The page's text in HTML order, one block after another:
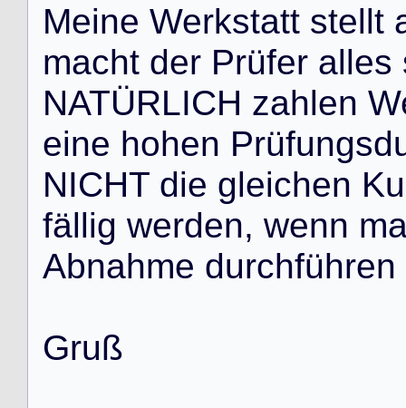
Meine Werkstatt stellt
macht der Prüfer alles
NATÜRLICH zahlen W
eine hohen Prüfungsd
NICHT die gleichen Ku
fällig werden, wenn m
Abnahme durchführen
Gruß